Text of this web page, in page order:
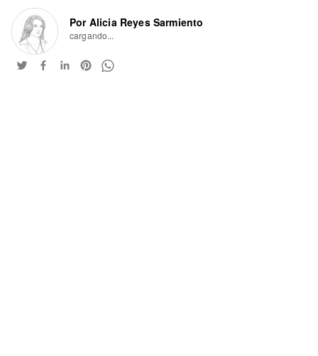
Por Alicia Reyes Sarmiento
cargando...